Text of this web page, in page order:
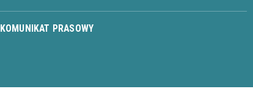
KOMUNIKAT PRASOWY